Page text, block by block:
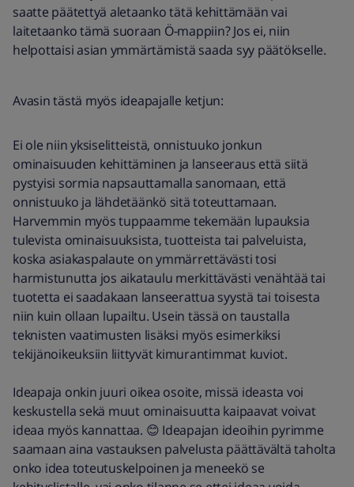
saatte päätettyä aletaanko tätä kehittämään vai
laitetaanko tämä suoraan Ö-mappiin? Jos ei, niin
helpottaisi asian ymmärtämistä saada syy päätökselle.
Avasin tästä myös ideapajalle ketjun:
Ei ole niin yksiselitteistä, onnistuuko jonkun
ominaisuuden kehittäminen ja lanseeraus että siitä
pystyisi sormia napsauttamalla sanomaan, että
onnistuuko ja lähdetäänkö sitä toteuttamaan.
Harvemmin myös tuppaamme tekemään lupauksia
tulevista ominaisuuksista, tuotteista tai palveluista,
koska asiakaspalaute on ymmärrettävästi tosi
harmistunutta jos aikataulu merkittävästi venähtää tai
tuotetta ei saadakaan lanseerattua syystä tai toisesta
niin kuin ollaan lupailtu. Usein tässä on taustalla
teknisten vaatimusten lisäksi myös esimerkiksi
tekijänoikeuksiin liittyvät kimurantimmat kuviot.
Ideapaja onkin juuri oikea osoite, missä ideasta voi
keskustella sekä muut ominaisuutta kaipaavat voivat
ideaa myös kannattaa. 😊 Ideapajan ideoihin pyrimme
saamaan aina vastauksen palvelusta päättävältä taholta
onko idea toteutuskelpoinen ja meneekö se